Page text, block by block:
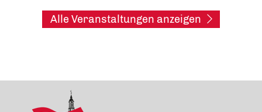
Alle Veranstaltungen anzeigen